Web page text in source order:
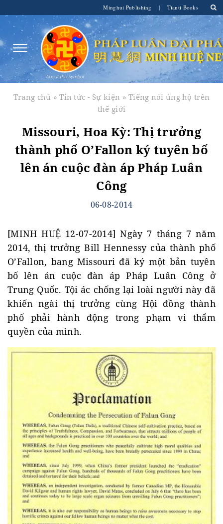
Minghui Publishing | Tianti Books
Trang chủ »Tin tức - Sự kiện »Tiếng nói ủng hộ trên
thế giới
Missouri, Hoa Kỳ: Thị trưởng
thành phố O’Fallon ký tuyên bố
lên án cuộc đàn áp Pháp Luân
Công
06-08-2014
[MINH HUỆ 12-07-2014] Ngày 7 tháng 7 năm
2014, thị trưởng Bill Hennessy của thành phố
O’Fallon, bang Missouri đã ký một bản tuyên
bố lên án cuộc đàn áp Pháp Luân Công ở
Trung Quốc. Tội ác chống lại loài người này đã
khiến ngài thị trưởng cùng Hội đồng thành
phố phải hành động trong phạm vi thẩm
quyền của mình.